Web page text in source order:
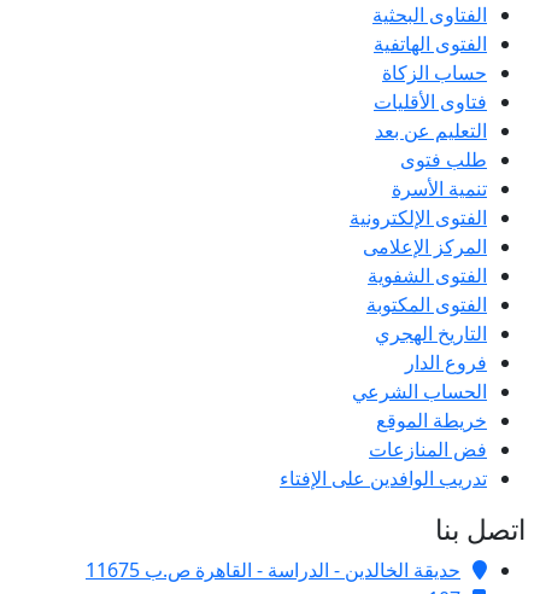
الفتاوى البحثية
الفتوى الهاتفية
حساب الزكاة
فتاوى الأقليات
التعليم عن بعد
طلب فتوى
تنمية الأسرة
الفتوى الإلكترونية
المركز الإعلامى
الفتوى الشفوية
الفتوى المكتوبة
التاريخ الهجري
فروع الدار
الحساب الشرعي
خريطة الموقع
فض المنازعات
تدريب الوافدين على الإفتاء
اتصل بنا
حديقة الخالدين - الدراسة - القاهرة ص.ب 11675